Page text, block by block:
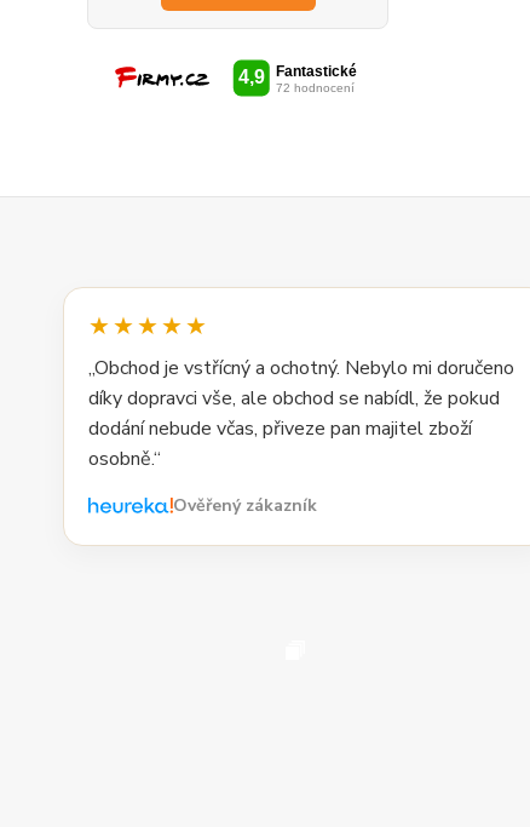
★★★★★
„Obchod je vstřícný a ochotný. Nebylo mi doručeno
díky dopravci vše, ale obchod se nabídl, že pokud
dodání nebude včas, přiveze pan majitel zboží
osobně.“
Ověřený zákazník